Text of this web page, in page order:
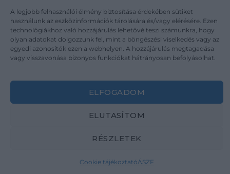
A legjobb felhasználói élmény biztosítása érdekében sütiket
használunk az eszközinformációk tárolására és/vagy elérésére. Ezen
technológiákhoz való hozzájárulás lehetővé teszi számunkra, hogy
olyan adatokat dolgozzunk fel, mint a böngészési viselkedés vagy az
egyedi azonosítók ezen a webhelyen. A hozzájárulás megtagadása
vagy visszavonása bizonyos funkciókat hátrányosan befolyásolhat.
ELFOGADOM
ELUTASÍTOM
RÉSZLETEK
Cookie tájékoztatóÁSZF
Médiaajánlat
Karrier
Kapcsolat
ÁSZF
Adatvédelem
Impresszum